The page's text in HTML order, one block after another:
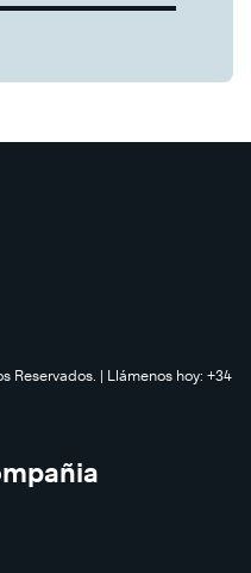
Reservados. | Llámenos hoy: +34